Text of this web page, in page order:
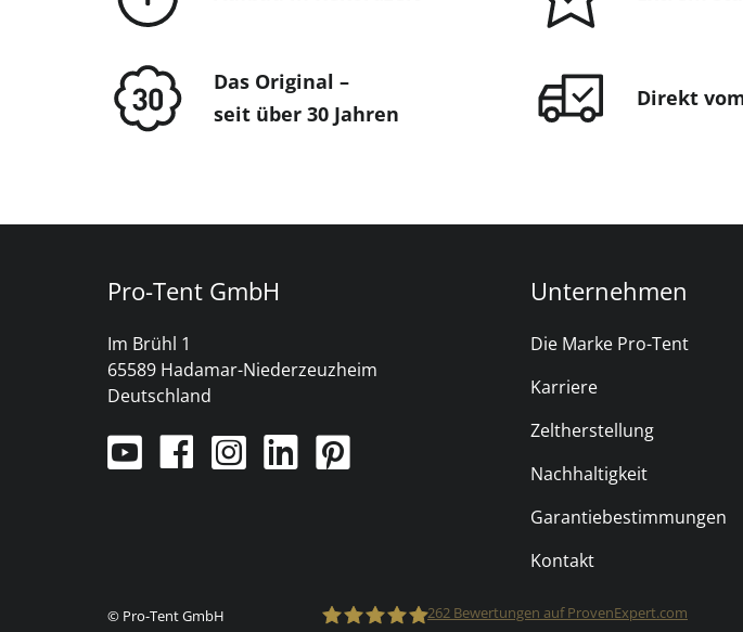
Das Original –
seit über 30 Jahren
Direkt
Pro-Tent GmbH
Im Brühl 1
65589 Hadamar-Niederzeuzheim
Deutschland
Unternehmen
Die Marke Pro-Tent
Karriere
Zeltherstellung
Nachhaltigkeit
Garantiebestimmungen
Kontakt
© Pro-Tent GmbH 262 Bewertungen auf ProvenExpert.com